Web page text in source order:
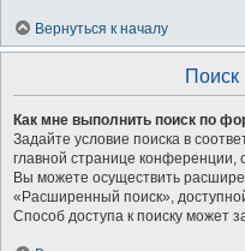
Вернуться к началу
Как мне выполнить поиск по
Задайте условие поиска в
главной странице
Вы можете осуществить
«Расширенный поиск»,
Способ доступа к поиску может